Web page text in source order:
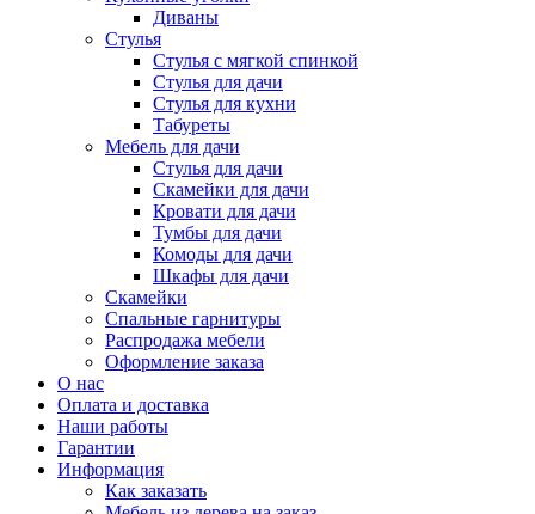
Диваны
Стулья
Стулья с мягкой спинкой
Стулья для дачи
Стулья для кухни
Табуреты
Мебель для дачи
Стулья для дачи
Скамейки для дачи
Кровати для дачи
Тумбы для дачи
Комоды для дачи
Шкафы для дачи
Скамейки
Спальные гарнитуры
Распродажа мебели
Оформление заказа
О нас
Оплата и доставка
Наши работы
Гарантии
Информация
Как заказать